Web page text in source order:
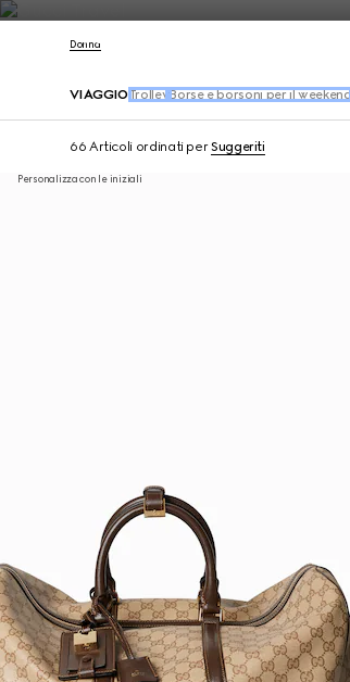
Contattaci
Donna
VIAGGIO Trolley Borse e borsoni per il weekend
66 Articoli ordinati perSuggeriti
Personalizza con le iniziali